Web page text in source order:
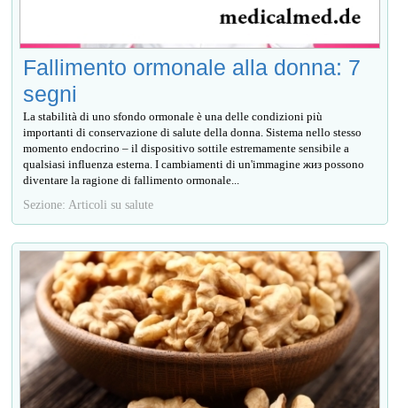
Fallimento ormonale alla donna: 7
segni
La stabilità di uno sfondo ormonale è una delle condizioni più
importanti di conservazione di salute della donna. Sistema nello stesso
momento endocrino – il dispositivo sottile estremamente sensibile a
qualsiasi influenza esterna. I cambiamenti di un'immagine жиз possono
diventare la ragione di fallimento ormonale...
Sezione: Articoli su salute